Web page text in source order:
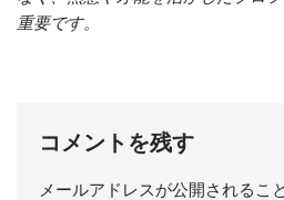
重要です。
コメントを残す
メールアドレスが公開されるこ